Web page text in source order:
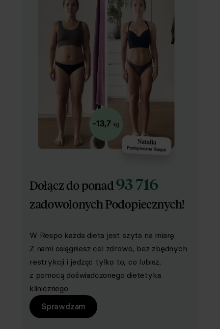
Dołącz do ponad93 716
zadowolonych Podopiecznych!
W Respo każda dieta jest szyta na miarę.
Z nami osiągniesz cel zdrowo, bez zbędnych
restrykcji i jedząc tylko to, co lubisz,
z pomocą doświadczonego dietetyka
klinicznego.
Sprawdzam